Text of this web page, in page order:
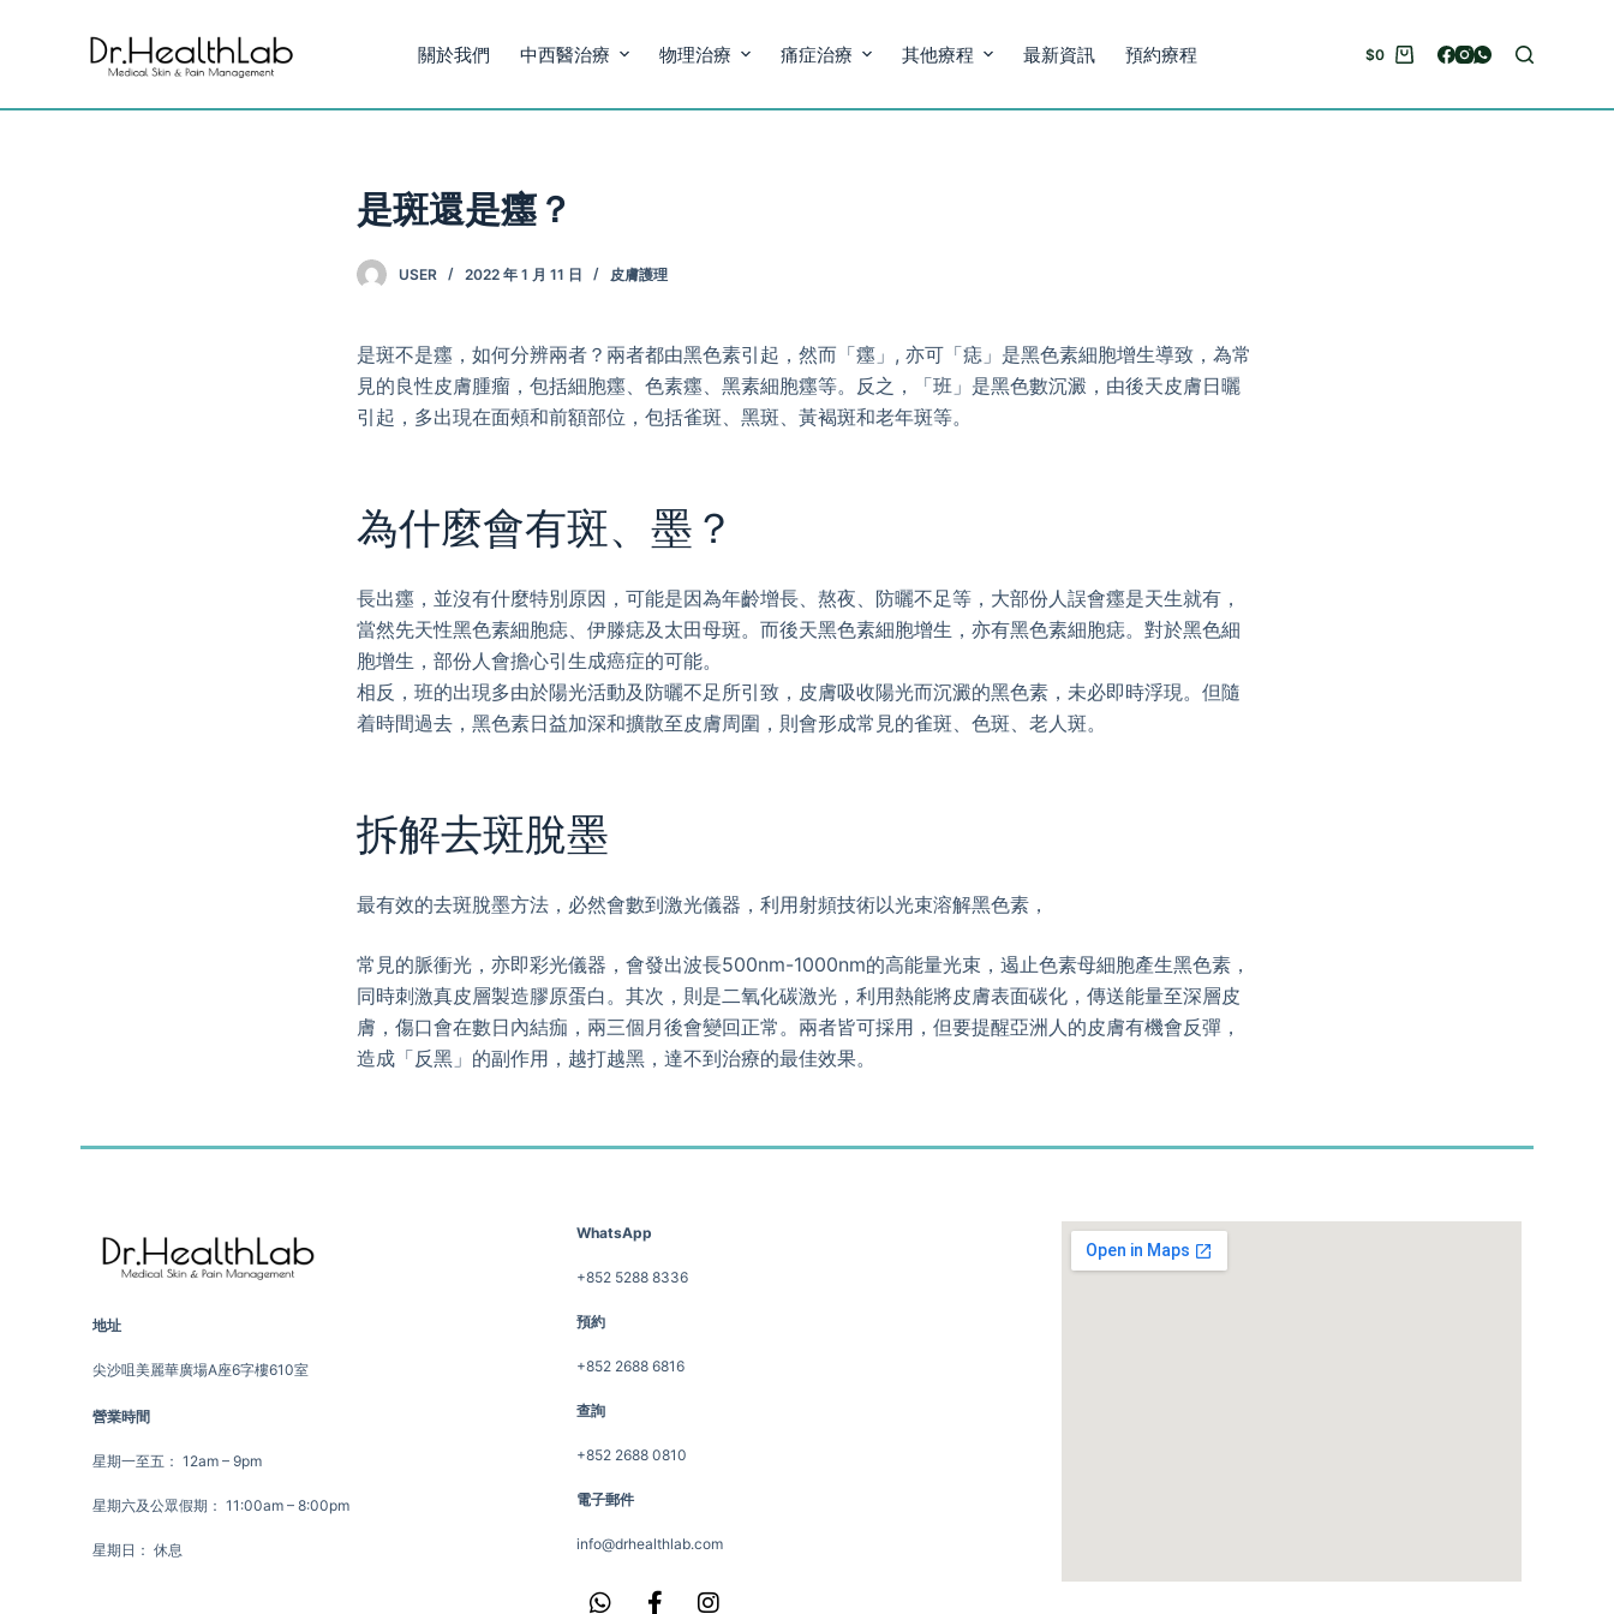
關於我們 中西醫治療 物理治療 痛症治療 其他療程 最新資訊 預約療程 $0
是斑還是癦？
USER 2022 年 1 月 11 日 皮膚護理
是斑不是癦，如何分辨兩者？兩者都由黑色素引起，然而「癦」, 亦可「痣」是黑色素細胞增生導致，為常
見的良性皮膚腫瘤，包括細胞癦、色素癦、黑素細胞癦等。反之，「班」是黑色數沉澱，由後天皮膚日曬
引起，多出現在面頰和前額部位，包括雀斑、黑斑、黃褐斑和老年斑等。
為什麼會有斑、墨？
長出癦，並沒有什麼特別原因，可能是因為年齡增長、熬夜、防曬不足等，大部份人誤會癦是天生就有，
當然先天性黑色素細胞痣、伊滕痣及太田母斑。而後天黑色素細胞增生，亦有黑色素細胞痣。對於黑色細
胞增生，部份人會擔心引生成癌症的可能。
相反，班的出現多由於陽光活動及防曬不足所引致，皮膚吸收陽光而沉澱的黑色素，未必即時浮現。但隨
着時間過去，黑色素日益加深和擴散至皮膚周圍，則會形成常見的雀斑、色斑、老人斑。
拆解去斑脫墨
最有效的去斑脫墨方法，必然會數到激光儀器，利用射頻技術以光束溶解黑色素，
常見的脈衝光，亦即彩光儀器，會發出波長500nm-1000nm的高能量光束，遏止色素母細胞產生黑色素，
同時刺激真皮層製造膠原蛋白。其次，則是二氧化碳激光，利用熱能將皮膚表面碳化，傳送能量至深層皮
膚，傷口會在數日內結痂，兩三個月後會變回正常。兩者皆可採用，但要提醒亞洲人的皮膚有機會反彈，
造成「反黑」的副作用，越打越黑，達不到治療的最佳效果。
地址
尖沙咀美麗華廣場A座6字樓610室
營業時間
星期一至五： 12am – 9pm
星期六及公眾假期： 11:00am – 8:00pm
星期日： 休息
WhatsApp
+852 5288 8336
預約
+852 2688 6816
查詢
+852 2688 0810
電子郵件
info@drhealthlab.com